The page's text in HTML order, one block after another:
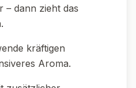
den Amaretto einfach
Füge gehackte